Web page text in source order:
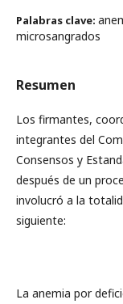
Palabras clave:
microsangrados
Resumen
Los firmantes,
integrantes del
Consensos y
después de un
involucró a la
siguiente:
La anemia por